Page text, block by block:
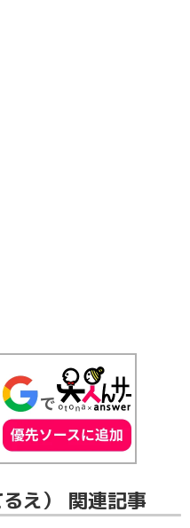
え） 関連記事